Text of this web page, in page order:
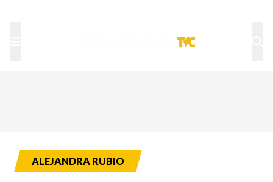
ALEJANDRA RUBIO